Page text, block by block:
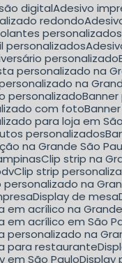
digital Adesivo
redondo
personalizados
personalizados
personalizado
personalizado na
na
personalizado
com foto
para loja em
personalizados
na Grande São
Clip strip na
Clip strip
personalizado na
Display de mesa
em acrílico na
em acrílico em São
personalizado na
para restaurante
em São Paulo